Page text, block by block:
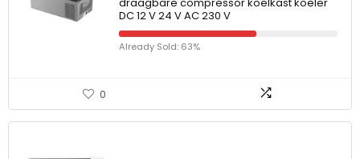
DC 12 V 24 V AC 230 V
Already Sold: 63%
0